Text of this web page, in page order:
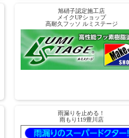
旭硝子認定施工店
メイクUPショップ
高耐久フッソ ルミステージ
雨漏りを止める！
雨もり119豊川店